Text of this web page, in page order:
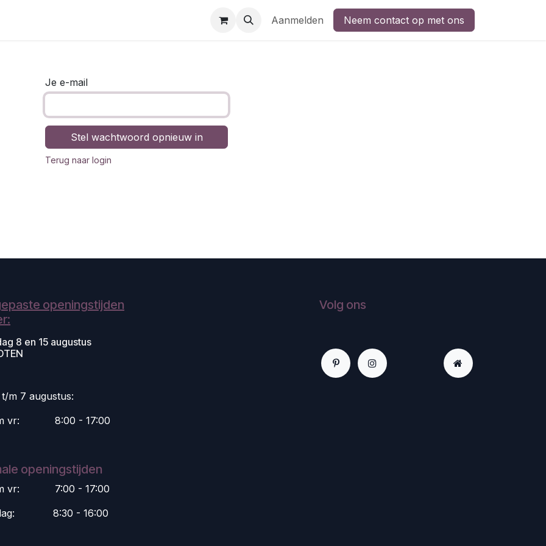
Aanmelden Neem contact op met ons
Je e-mail
Stel wachtwoord opnieuw in
Terug naar login
openingstijden
8 en 15 augustus
m 7 augustus:
vr:
​8:00 - 17:00
openingstijden
vr:
​7:00 - 17:00
​8:30 - 16:00
Volg ons